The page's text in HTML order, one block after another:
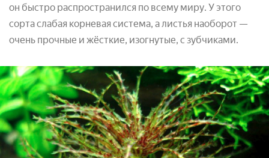
он быстро распространился по всему миру. У этого
сорта слабая корневая система, а листья наоборот —
очень прочные и жёсткие, изогнутые, с зубчиками.